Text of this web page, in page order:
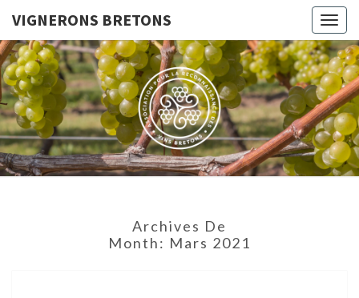
VIGNERONS BRETONS
Le Site De
L'Association
Pour La
Reconnaissance
Des Vins
Bretons
Archives De
Month: Mars 2021